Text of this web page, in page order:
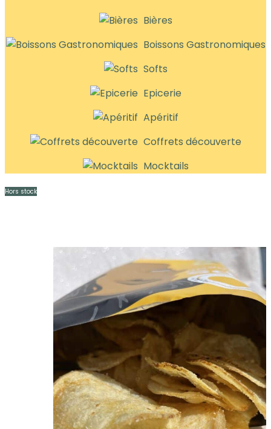
Bières
Boissons Gastronomiques
Softs
Epicerie
Apéritif
Coffrets découverte
Mocktails
Hors stock